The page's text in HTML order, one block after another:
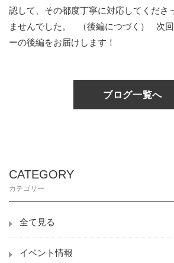
CATEGORY
カテゴリー
全て見る
イベント情報
認して、その都度丁寧に対応してくださ
ませんでした。
（後編につづく）
次
ーの後編をお届けします！
ブログ一覧へ